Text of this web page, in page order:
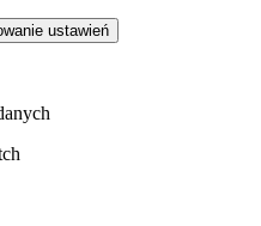
ustawień